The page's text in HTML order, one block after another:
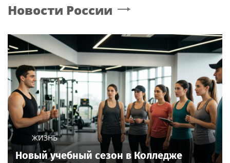
Новости России
ЖИЗНЬ
Новый учебный сезон в Колледже